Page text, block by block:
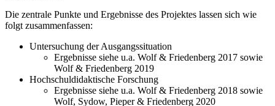
Die zentrale Punkte und Ergebnisse des Projektes lassen sich wie
folgt zusammenfassen:
Untersuchung der Ausgangssituation
Ergebnisse siehe u.a. Wolf & Friedenberg 2017 sowie
Wolf & Friedenberg 2019
Hochschuldidaktische Forschung
Ergebnisse siehe u.a. Wolf & Friedenberg 2018 sowie
Wolf, Sydow, Pieper & Friedenberg 2020